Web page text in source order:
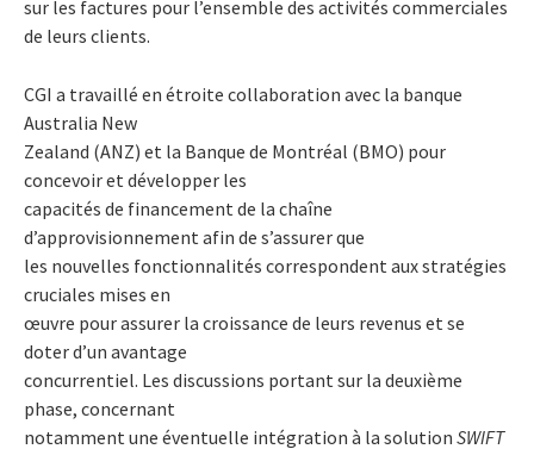
sur les factures pour l’ensemble des activités commerciales
de leurs clients.
CGI a travaillé en étroite collaboration avec la banque
Australia New
Zealand (ANZ) et la Banque de Montréal (BMO) pour
concevoir et développer les
capacités de financement de la chaîne
d’approvisionnement afin de s’assurer que
les nouvelles fonctionnalités correspondent aux stratégies
cruciales mises en
œuvre pour assurer la croissance de leurs revenus et se
doter d’un avantage
concurrentiel. Les discussions portant sur la deuxième
phase, concernant
notamment une éventuelle intégration à la solution SWIFT